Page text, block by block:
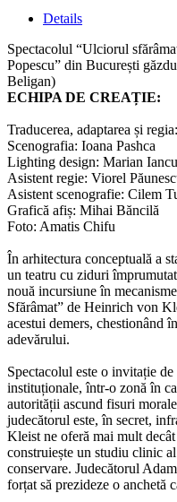
Details
Spectacolul “Ulciorul
Popescu” din București
Beligan)
ECHIPA DE CREAȚIE:
Traducerea, adaptarea și regia:
Scenografia: Ioana Pashca
Lighting design: Marian Iancu
Asistent regie: Viorel
Asistent scenografie: Cilem
Grafică afiș: Mihai Băncilă
Foto: Amatis Chifu
În arhitectura conceptuală a
un teatru cu ziduri
nouă incursiune în
Sfărâmat” de Heinrich von
acestui demers, chestionând
adevărului.
Spectacolul este o invitație
instituționale, într-o zonă în
autorității ascund fisuri
judecătorul este, în secret,
Kleist ne oferă mai mult
construiește un studiu clinic
conservare. Judecătorul
forțat să prezideze o anchetă